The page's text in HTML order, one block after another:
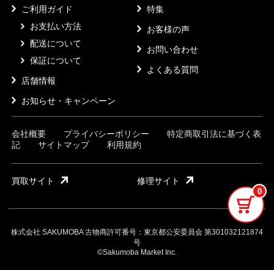
0
ご利用ガイド
お支払い方法
配送について
保証について
店舗情報
お知らせ・キャンペーン
特集
お客様の声
お問い合わせ
よくある質問
会社概要 プライバシーポリシー
特定商取引法に基づく表
記
サイトマップ 利用規約
買取サイト 修理サイト
株式会社 SAKUMOBA 古物商許可番号：東京都公安委員会 第301032121874
号
©Sakumoba Market Inc.